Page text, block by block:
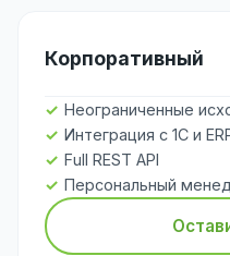
Корпоративный
Неограниченные
Интеграция с 1С и
Full REST API
Персональный